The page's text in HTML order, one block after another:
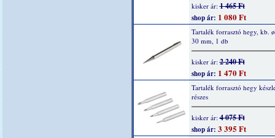
kisker ár:1 465 Ft
shop ár: 1 080 Ft
Tartalék forrasztó hegy, kb.
30 mm, 1 db
kisker ár:2 240 Ft
shop ár: 1 470 Ft
Tartalék forrasztó hegy
részes
kisker ár:4 075 Ft
shop ár: 3 395 Ft